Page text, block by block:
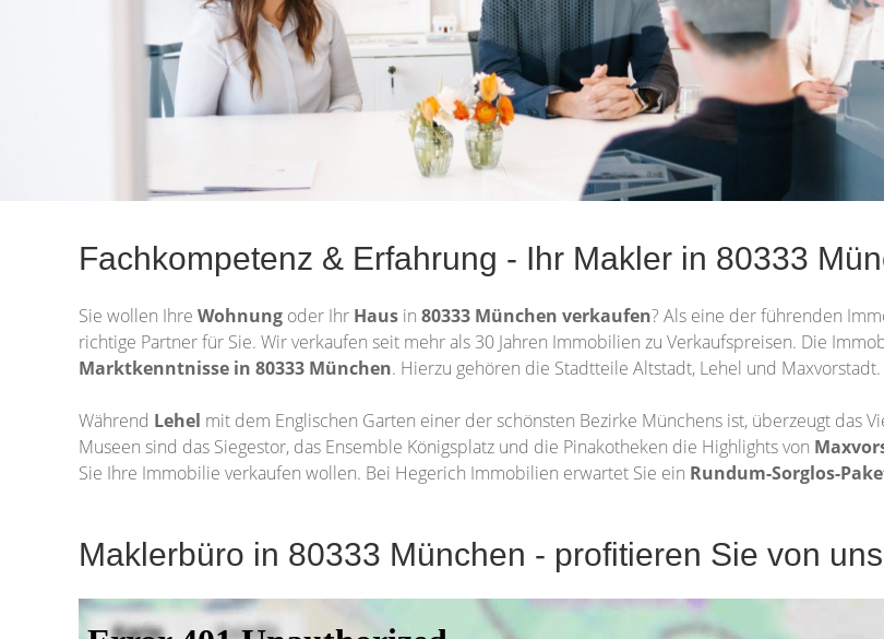
Fachkompetenz & Erfahrung - Ihr Makler in 80333
Sie wollen Ihre Wohnung oder Ihr Haus in 80333 München verkaufen? Als eine der führenden
richtige Partner für Sie. Wir verkaufen seit mehr als 30 Jahren Immobilien zu Verkaufspreisen. Die
Marktkenntnisse in 80333 München. Hierzu gehören die Stadtteile Altstadt, Lehel und Maxvorstadt.
Während Lehel mit dem Englischen Garten einer der schönsten Bezirke Münchens ist, überzeugt das
Museen sind das Siegestor, das Ensemble Königsplatz und die Pinakotheken die Highlights von
Sie Ihre Immobilie verkaufen wollen. Bei Hegerich Immobilien erwartet Sie ein Rundum-Sorglos-
Maklerbüro in 80333 München - profitieren Sie von